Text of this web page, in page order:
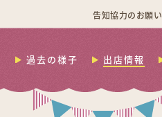
告知協力のお願い
過去の様子 出店情報